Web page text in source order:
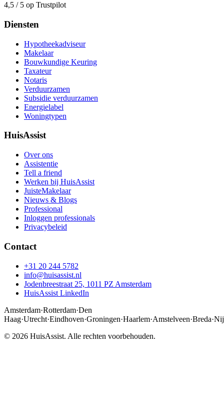
4,5 / 5 op Trustpilot
Diensten
Hypotheekadviseur
Makelaar
Bouwkundige Keuring
Taxateur
Notaris
Verduurzamen
Subsidie verduurzamen
Energielabel
Woningtypen
HuisAssist
Over ons
Assistentie
Tell a friend
Werken bij HuisAssist
JuisteMakelaar
Nieuws & Blogs
Professional
Inloggen professionals
Privacybeleid
Contact
+31 20 244 5782
info@huisassist.nl
Jodenbreestraat 25, 1011 PZ Amsterdam
HuisAssist LinkedIn
Amsterdam·Rotterdam·Den
Haag·Utrecht·Eindhoven·Groningen·Haarlem·Amstelveen·Breda·
© 2026 HuisAssist. Alle rechten voorbehouden.